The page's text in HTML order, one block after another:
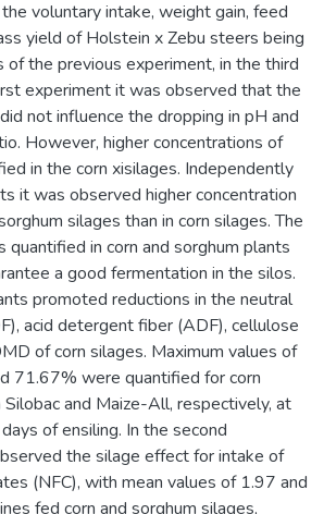
voluntary intake, weight gain, feed
yield of Holstein x Zebu steers being
the previous experiment, in the third
experiment it was observed that the
not influence the dropping in pH and
However, higher concentrations of
in the corn xisilages. Independently
it was observed higher concentration
silages than in corn silages. The
quantified in corn and sorghum plants
a good fermentation in the silos.
promoted reductions in the neutral
acid detergent fiber (ADF), cellulose
of corn silages. Maximum values of
71.67% were quantified for corn
and Maize-All, respectively, at
of ensiling. In the second
the silage effect for intake of
(NFC), with mean values of 1.97 and
fed corn and sorghum silages,